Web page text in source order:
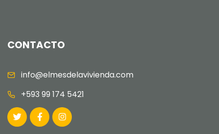
CONTACTO
info@elmesdelavivienda.com
+593 99 174 5421